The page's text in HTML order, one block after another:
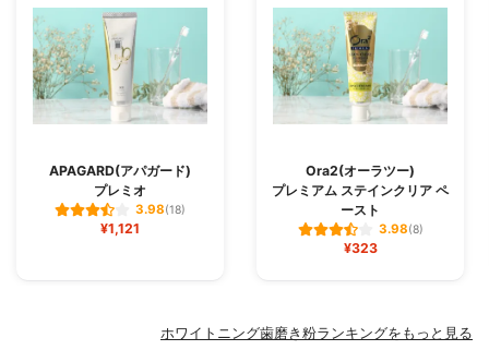
APAGARD(アパガード)
プレミオ
3.98(18)
¥1,121
Ora2(オーラツー)
プレミアム ステインクリア ペ
ースト
3.98(8)
¥323
ホワイトニング歯磨き粉ランキングをもっと見る